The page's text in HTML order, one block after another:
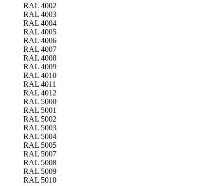
RAL 4002
RAL 4003
RAL 4004
RAL 4005
RAL 4006
RAL 4007
RAL 4008
RAL 4009
RAL 4010
RAL 4011
RAL 4012
RAL 5000
RAL 5001
RAL 5002
RAL 5003
RAL 5004
RAL 5005
RAL 5007
RAL 5008
RAL 5009
RAL 5010